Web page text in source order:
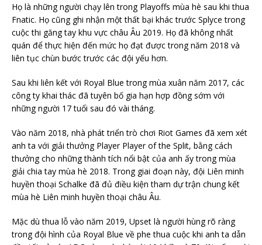
Họ là những người chạy lên trong Playoffs mùa hè sau khi thua
Fnatic. Họ cũng ghi nhận một thất bại khác trước Splyce trong
cuộc thi găng tay khu vực châu Âu 2019. Họ đã không nhất
quán để thực hiện đến mức họ đạt được trong năm 2018 và
liên tục chùn bước trước các đội yếu hơn.
Sau khi liên kết với Royal Blue trong mùa xuân năm 2017, các
công ty khai thác đã tuyên bố gia hạn hợp đồng sớm với
những người 17 tuổi sau đó vài tháng.
Vào năm 2018, nhà phát triển trò chơi Riot Games đã xem xét
anh ta với giải thưởng Player Player of the Split, bằng cách
thưởng cho những thành tích nổi bật của anh ấy trong mùa
giải chia tay mùa hè 2018. Trong giai đoạn này, đội Liên minh
huyền thoại Schalke đã đủ điều kiện tham dự trận chung kết
mùa hè Liên minh huyền thoại châu Âu.
Mặc dù thua lỗ vào năm 2019, Upset là người hùng rõ ràng
trong đội hình của Royal Blue về phe thua cuộc khi anh ta dẫn